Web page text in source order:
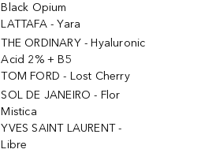
Black Opium
LATTAFA - Yara
THE ORDINARY - Hyaluronic
Acid 2% + B5
TOM FORD - Lost Cherry
SOL DE JANEIRO - Flor
Mistica
YVES SAINT LAURENT -
Libre